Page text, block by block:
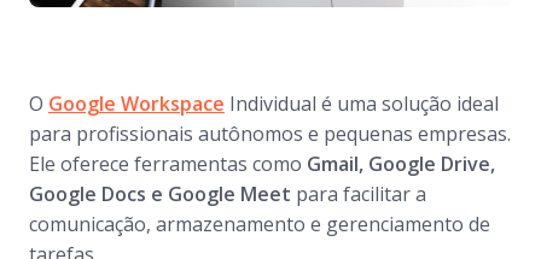
O Google Workspace Individual é uma solução ideal
para profissionais autônomos e pequenas empresas.
Ele oferece ferramentas como Gmail, Google Drive,
Google Docs e Google Meet para facilitar a
comunicação, armazenamento e gerenciamento de